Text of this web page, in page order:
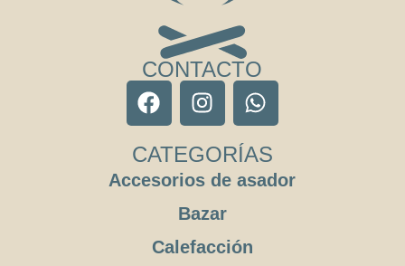
CONTACTO
CATEGORÍAS
Accesorios de asador
Bazar
Calefacción